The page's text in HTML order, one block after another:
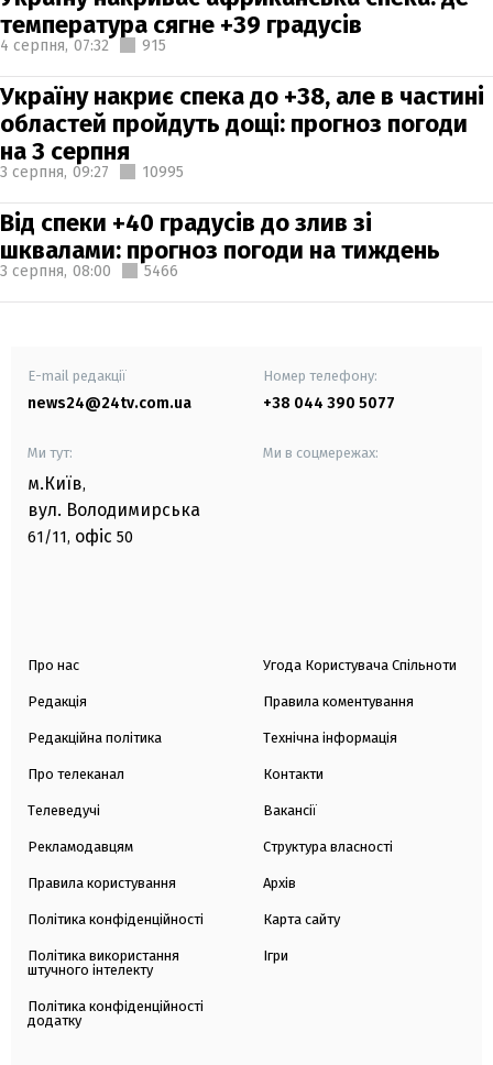
температура сягне +39 градусів
4 серпня, 07:32 915
Україну накриє спека до +38, але в частині
областей пройдуть дощі: прогноз погоди
на 3 серпня
3 серпня, 09:27 10995
Від спеки +40 градусів до злив зі
шквалами: прогноз погоди на тиждень
3 серпня, 08:00 5466
E-mail редакції
news24@24tv.com.ua
Номер телефону:
+38 044 390 5077
Ми тут:
м.Київ,
вул. Володимирська
61/11, офіс 50
Ми в соцмережах:
Про нас
Редакція
Редакційна політика
Про телеканал
Телеведучі
Рекламодавцям
Правила користування
Політика конфіденційності
Політика використання
штучного інтелекту
Політика конфіденційності
додатку
Угода Користувача Спільноти
Правила коментування
Технічна інформація
Контакти
Вакансії
Структура власності
Архів
Карта сайту
Ігри